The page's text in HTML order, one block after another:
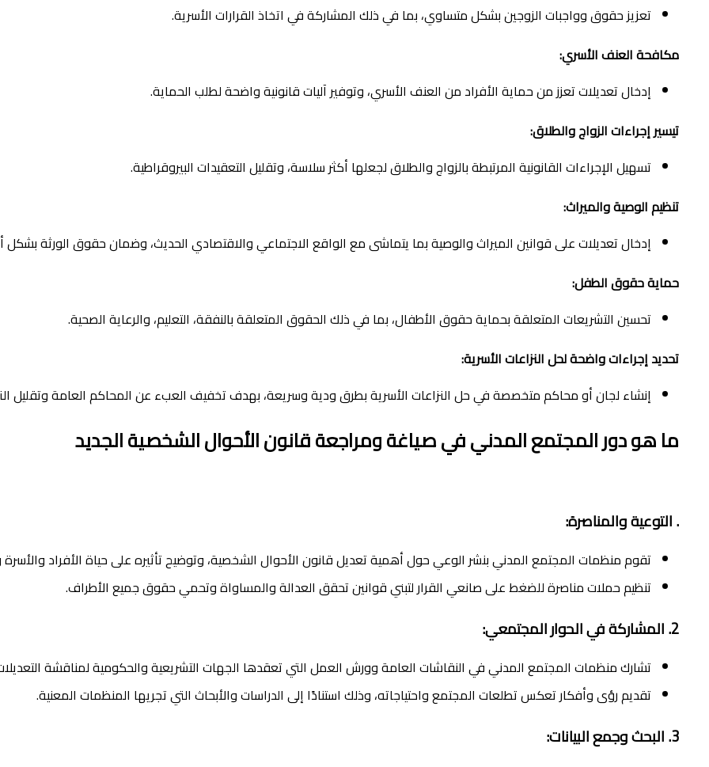
تعزيز حقوق وواجبات الزوجين بشكل متساوي، بما في ذلك المشاركة في اتخاذ القرارات الأسرية.
مكافحة العنف الأسري:
إدخال تعديلات تعزز من حماية الأفراد من العنف الأسري، وتوفير آليات قانونية واضحة لطلب الحماية.
تيسير إجراءات الزواج والطلاق:
تسهيل الإجراءات القانونية المرتبطة بالزواج والطلاق لجعلها أكثر سلاسة، وتقليل التعقيدات البيروقراطية.
تنظيم الوصية والميراث:
إدخال تعديلات على قوانين الميراث والوصية بما يتماشى مع الواقع الاجتماعي والاقتصادي الحديث، وضمان حقوق الورثة بشكل
حماية حقوق الطفل:
تحسين التشريعات المتعلقة بحماية حقوق الأطفال، بما في ذلك الحقوق المتعلقة بالنفقة، التعليم، والرعاية الصحية.
تحديد إجراءات واضحة لحل النزاعات الأسرية:
إنشاء لجان أو محاكم متخصصة في حل النزاعات الأسرية بطرق ودية وسريعة، بهدف تخفيف العبء عن المحاكم العامة وتقليل
ما هو دور المجتمع المدني في صياغة ومراجعة قانون الأحوال الشخصية الجديد
.التوعية والمناصرة:
تقوم منظمات المجتمع المدني بنشر الوعي حول أهمية تعديل قانون الأحوال الشخصية، وتوضيح تأثيره على حياة الأفراد
تنظيم حملات مناصرة للضغط على صانعي القرار لتبني قوانين تحقق العدالة والمساواة وتحمي حقوق جميع الأطراف.
2. المشاركة في الحوار المجتمعي:
تشارك منظمات المجتمع المدني في النقاشات العامة وورش العمل التي تعقدها الجهات التشريعية والحكومية لمناقشة
تقديم رؤى وأفكار تعكس تطلعات المجتمع واحتياجاته، وذلك استنادًا إلى الدراسات والأبحاث التي تجريها المنظمات المعنية.
3. البحث وجمع البيانات: